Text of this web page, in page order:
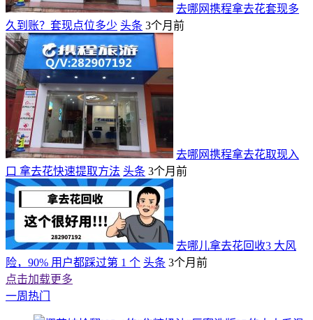
去哪网携程拿去花套现多
久到账？套现点位多少 头条 3个月前
去哪网携程拿去花取现入
口 拿去花快速提取方法 头条 3个月前
去哪儿拿去花回收3 大风
险，90% 用户都踩过第 1 个 头条 3个月前
点击加载更多
一周热门